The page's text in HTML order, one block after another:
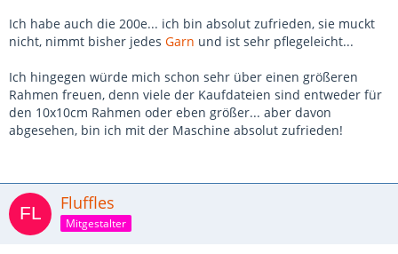
Ich habe auch die 200e... ich bin absolut zufrieden, sie muckt
nicht, nimmt bisher jedes Garn und ist sehr pflegeleicht...
Ich hingegen würde mich schon sehr über einen größeren
Rahmen freuen, denn viele der Kaufdateien sind entweder für
den 10x10cm Rahmen oder eben größer... aber davon
abgesehen, bin ich mit der Maschine absolut zufrieden!
Fluffles
Mitgestalter